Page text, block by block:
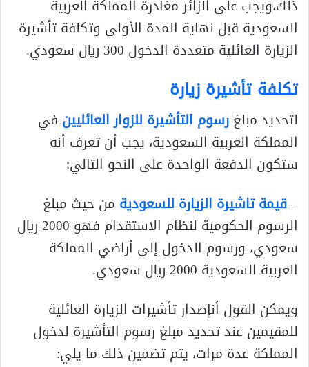
ذلك،ويجب على الزائر مغادرة المملكة العربية
السعودية قبل نهاية المدة الأولى وتكلفة تأشيرة
الزيارة العائلية متعددة الدخول 300 ريال سعودي.
تكلفة تأشيرة زيارة
لتحديد مبلغرسوم التأشيرة للزوار العائليين في
المملكة العربية السعودية، يجب أن تعرف أنه
ستكون الدفعة الواحدة على النحو التالي:
–قيمة تاشيرة الزيارة للسعودية من حيث مبلغ
الرسوم الحكومية لنظام الاستقدام فهو 2000 ريال
سعودي، ورسوم الدخول إلى أراضي المملكة
العربية السعودية 2000 ريال سعودي.
ويمكن القول أنإصدار تأشيرات الزيارة العائلية
للمقيمين عند تحديد مبلغ رسوم التأشيرة لدخول
المملكة عدة مرات، يتم تضمين ذلك ما يلي: